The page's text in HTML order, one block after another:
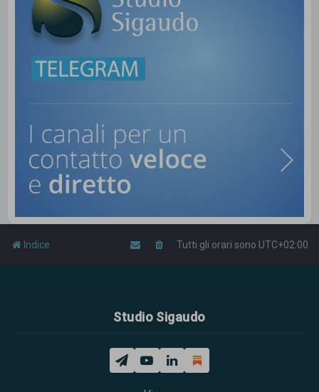
Indice Tutti gli orari sono UTC+02:00
Studio Sigaudo